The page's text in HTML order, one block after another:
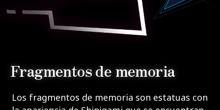
Fragmentos de memoria
Los fragmentos de memoria son estatuas con